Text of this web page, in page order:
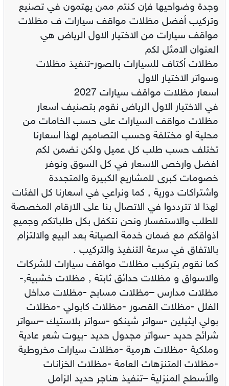
وجدة وضواحيها فإن كنتم ممن يهتمون في تصنيع
وتركيب أفضل مظلات مواقف سيارات ف مظلات
مواقف سيارات من الاختيار الاول الرياض هي
العنوان الامثل لكم
مظلات أكتاف للسيارات بالصور-تنفيذ مظلات
وسواتر الاختيار الاول
اسعار مظلات مواقف سيارات 2027
في الاختيار الاول الرياض نقوم بتصنيف اسعار
مظلات مواقف السيارات على حسب الخامات من
محلية او مختلفة وحسب التصاميم لهذا اسعارنا
تختلف حسب طلب كل عميل ولكن نضمن لكم
افضل وارخص الاسعار في كل السوق ونوفر
خصومات كبرى للمشاريع الكبيرة والمتجددة
واشتراكات دورية , كما ونراعي في اسعارنا كل الفئات
لهذا لا تترددوا في الاتصال بنا على الارقام المخصصة
للطلب والاستفسار ونحن نتكفل بكل طلباتكم وجميع
اذواقكم مع ضمان خدمة الصيانة بعد البيع والالتزام
بالاتفاق في سرعة التنفيذ والتركيب .
كما نقوم بتركيب مظلات مواقف سيارات للشركات
والاسواق و مظلات حدائق ثابتة , مظلات خشبية,-
مظلات مدارس –مظلات مسابح -مظلات مداخل
الفلل -مظلات القصور -مظلات كابولي -مظلات
بولي ايثيلين -سواتر شينكو -سواتر بلاستيك –سواتر
شرائح حديد -سواتر مجدول حديد -بيوت شعر عادية
وملكية -مظلات هرمية -مظلات سيارات مخروطية
-مظلات المتنزهات العامة -مظلات الخزانات
والأسطح المنزلية –تنفيذ هناجر حديد الزامل